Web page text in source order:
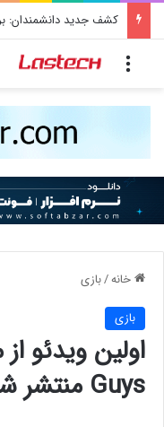
خانه/بازی
بازی
Guys منتشر شد